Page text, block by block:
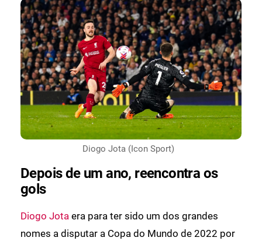
Diogo Jota (Icon Sport)
Depois de um ano, reencontra os
gols
Diogo Jota era para ter sido um dos grandes
nomes a disputar a Copa do Mundo de 2022 por